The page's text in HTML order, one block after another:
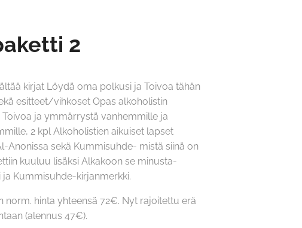
2
kirjat Löydä oma polkusi ja Toivoa tähän
esitteet/vihkoset Opas alkoholistin
Toivoa ja ymmärrystä vanhemmille ja
2 kpl Alkoholistien aikuiset lapset
Anonissa sekä Kummisuhde- mistä siinä on
kuuluu lisäksi Alkakoon se minusta-
ja Kummisuhde-kirjanmerkki.
norm. hinta yhteensä 72€. Nyt rajoitettu erä
(alennus 47€).